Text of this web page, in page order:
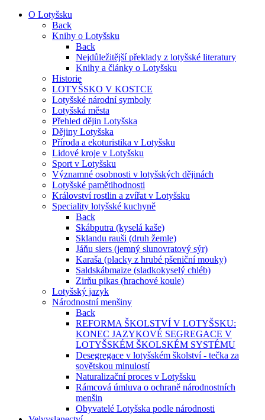
O Lotyšsku
Back
Knihy o Lotyšsku
Back
Nejdůležitější překlady z lotyšské literatury
Knihy a články o Lotyšsku
Historie
LOTYŠSKO V KOSTCE
Lotyšské národní symboly
Lotyšská města
Přehled dějin Lotyšska
Dějiny Lotyšska
Příroda a ekoturistika v Lotyšsku
Lidové kroje v Lotyšsku
Sport v Lotyšsku
Významné osobnosti v lotyšských dějinách
Lotyšské pamětihodnosti
Království rostlin a zvířat v Lotyšsku
Speciality lotyšské kuchyně
Back
Skábputra (kyselá kaše)
Sklandu rauši (druh žemle)
Jáňu siers (jemný slunovratový sýr)
Karaša (placky z hrubé pšeniční mouky)
Saldskábmaize (sladkokyselý chléb)
Zirňu pikas (hrachové koule)
Lotyšský jazyk
Národnostní menšiny
Back
REFORMA ŠKOLSTVÍ V LOTYŠSKU:
KONEC JAZYKOVÉ SEGREGACE V
LOTYŠSKÉM ŠKOLSKÉM SYSTÉMU
Desegregace v lotyšském školství - tečka za
sovětskou minulostí
Naturalizační proces v Lotyšsku
Rámcová úmluva o ochraně národnostních
menšin
Obyvatelé Lotyšska podle národnosti